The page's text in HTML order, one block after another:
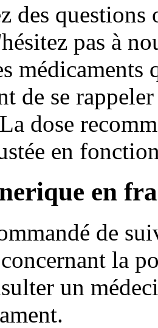
des
pas à
de se
dose
en
en
de
la
un